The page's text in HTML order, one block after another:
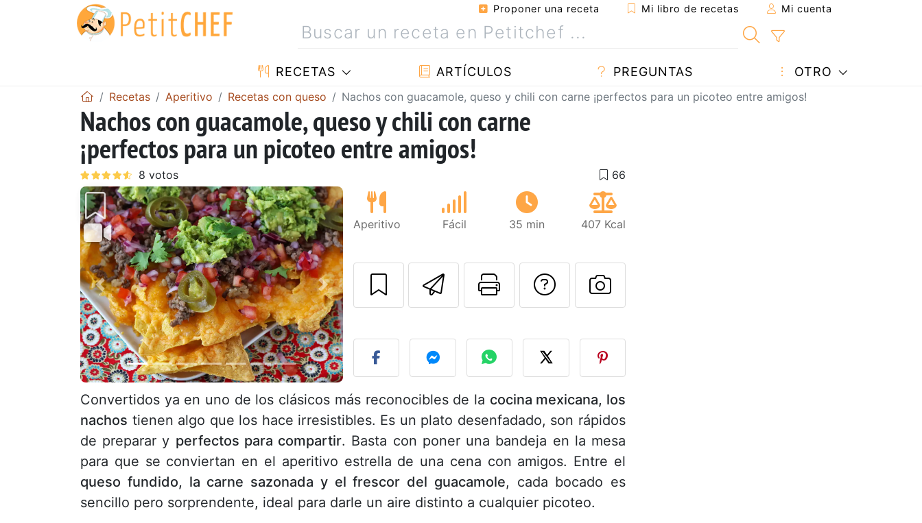
Proponer una receta Mi libro de recetas Mi cuenta
RECETAS ARTÍCULOS PREGUNTAS OTRO
Recetas Aperitivo Recetas con queso Nachos con guacamole, queso y chili con carne ¡perfectos para un picoteo entre amigos!
Nachos con guacamole, queso y chili con carne
¡perfectos para un picoteo entre amigos!
Anterior Siguiente
Aperitivo Fácil 35 min 407 Kcal
Enviar esta receta a un amigo
Imprimir esta página
Preguntar al autor
Publicar la foto de esta receta
Convertidos ya en uno de los clásicos más reconocibles de la cocina mexicana, los
nachos tienen algo que los hace irresistibles. Es un plato desenfadado, son rápidos
de preparar y perfectos para compartir. Basta con poner una bandeja en la mesa
para que se conviertan en el aperitivo estrella de una cena con amigos. Entre el
queso fundido, la carne sazonada y el frescor del guacamole, cada bocado es
sencillo pero sorprendente, ideal para darle un aire distinto a cualquier picoteo.